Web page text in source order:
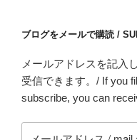
ブログをメールで購読 /
メールアドレスを記入
受信できます。/ If you
subscribe, you can